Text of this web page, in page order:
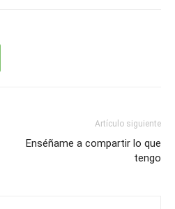
Artículo siguiente
Enséñame a compartir lo que
tengo